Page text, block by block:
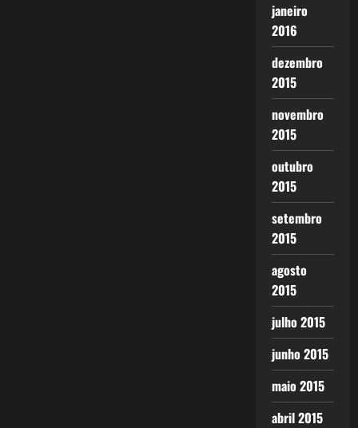
janeiro
2016
dezembro
2015
novembro
2015
outubro
2015
setembro
2015
agosto
2015
julho 2015
junho 2015
maio 2015
abril 2015